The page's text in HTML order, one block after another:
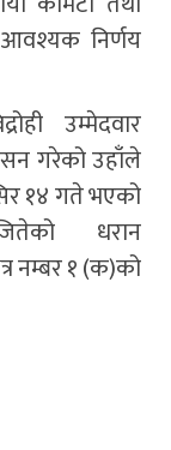
निर्णय
उम्मेदवार
गरेको उहाँले
१४ गते भएको
धरान
नम्बर १ (क)को